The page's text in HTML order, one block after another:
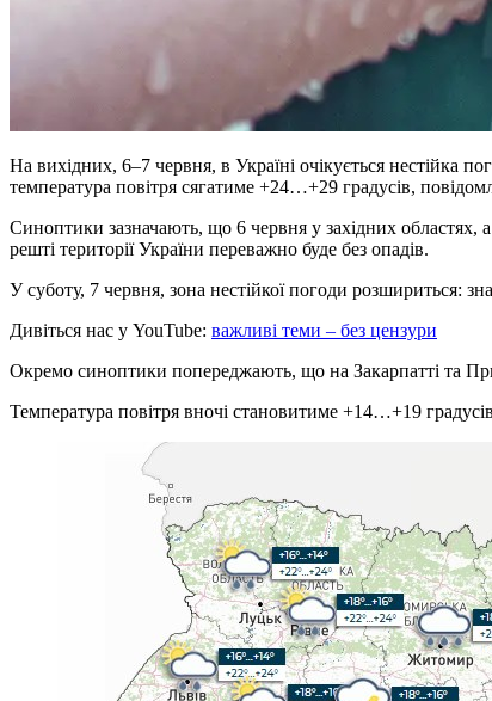
На вихідних, 6–7 червня, в Україні очікується нестійка
температура повітря сягатиме +24…+29 градусів,
Синоптики зазначають, що 6 червня у західних областях,
решті території України переважно буде без опадів.
У суботу, 7 червня, зона нестійкої погоди розшириться:
Дивіться нас у YouTube: важливі теми – без цензури
Окремо синоптики попереджають, що на Закарпатті та
Температура повітря вночі становитиме +14…+19